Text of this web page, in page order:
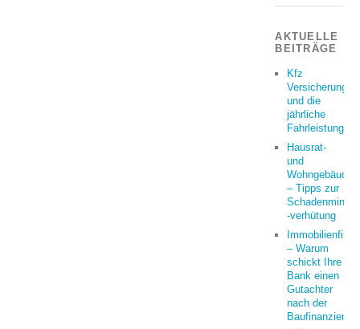
AKTUELLE
BEITRÄGE
Kfz
Versicherung
und die
jährliche
Fahrleistung
Hausrat-
und
– Tipps zur
-verhütung
– Warum
schickt Ihre
Bank einen
Gutachter
nach der